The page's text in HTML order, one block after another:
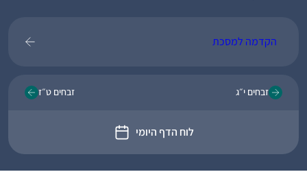
הקדמה למסכת
זבחים י״ג
לוח הדף היומי
זבחים ט״ז